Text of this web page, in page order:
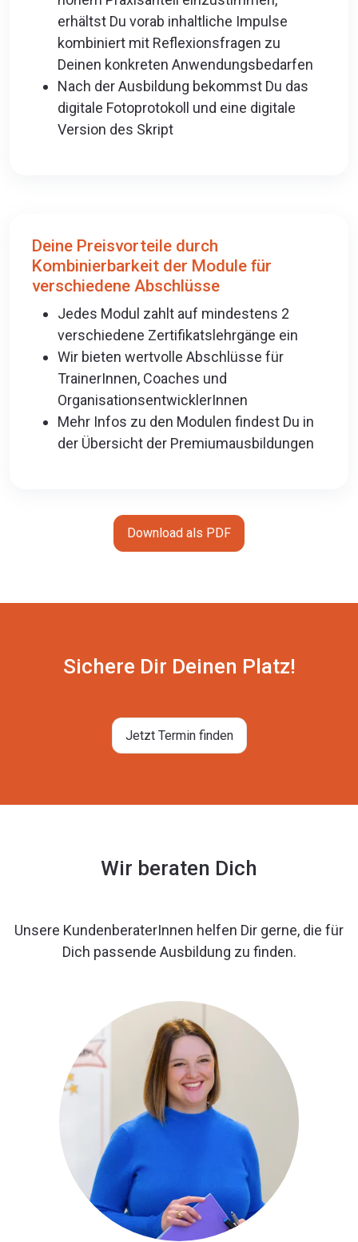
erhältst Du vorab inhaltliche Impulse
kombiniert mit Reflexionsfragen zu
Deinen konkreten Anwendungsbedarfen
Nach der Ausbildung bekommst Du das
digitale Fotoprotokoll und eine digitale
Version des Skript
Deine Preisvorteile durch
Kombinierbarkeit der Module für
verschiedene Abschlüsse
Jedes Modul zahlt auf mindestens 2
verschiedene Zertifikatslehrgänge ein
Wir bieten wertvolle Abschlüsse für
TrainerInnen, Coaches und
OrganisationsentwicklerInnen
Mehr Infos zu den Modulen findest Du in
der Übersicht der Premiumausbildungen
Download als PDF
Sichere Dir Deinen Platz!
Jetzt Termin finden
Wir beraten Dich
Unsere KundenberaterInnen helfen Dir gerne, die für
Dich passende Ausbildung zu finden.